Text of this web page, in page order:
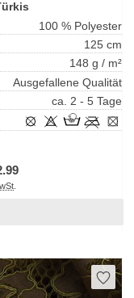
100 % Polyester
125 cm
148 g / m²
Ausgefallene Qualität
ca. 2 - 5 Tage
.